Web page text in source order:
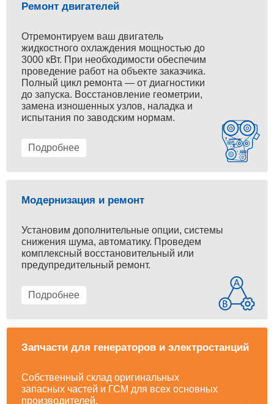
Ремонт двигателей
Отремонтируем ваш двигатель
жидкостного охлаждения мощностью до
3000 кВт. При необходимости обеспечим
проведение работ на объекте заказчика.
Полный цикл ремонта — от диагностики
до запуска. Восстановление геометрии,
замена изношенных узлов, наладка и
испытания по заводским нормам.
Подробнее
Модернизация и ремонт
Установим дополнительные опции, системы
снижения шума, автоматику. Проведем
комплексный восстановительный или
предупредительный ремонт.
Подробнее
Запчасти для генераторов и электростанций
Собственный склад оригинальных
запасных частей и ГСМ для всех основных
производителей.